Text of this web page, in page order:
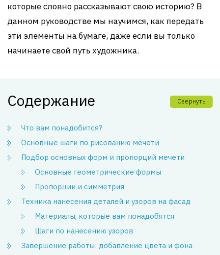
которые словно рассказывают свою историю? В
данном руководстве мы научимся, как передать
эти элементы на бумаге, даже если вы только
начинаете свой путь художника.
Содержание Свернуть
Что вам понадобится?
Основные шаги по рисованию мечети
Подбор основных форм и пропорций мечети
Основные геометрические формы
Пропорции и симметрия
Техника нанесения деталей и узоров на фасад
Материалы, которые вам понадобятся
Шаги по нанесению узоров
Завершение работы: добавление цвета и фона